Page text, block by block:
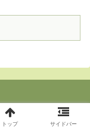
らす.
トップ サイドバー